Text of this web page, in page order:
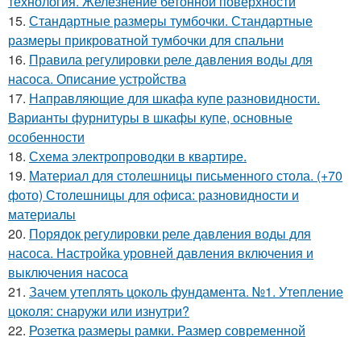
15. Стандартные размеры тумбочки. Стандартные
размеры прикроватной тумбочки для спальни
16. Правила регулировки реле давления воды для
насоса. Описание устройства
17. Направляющие для шкафа купе разновидности.
Варианты фурнитуры в шкафы купе, основные
особенности
18. Схема электропроводки в квартире.
19. Материал для столешницы письменного стола. (+70
фото) Столешницы для офиса: разновидности и
материалы
20. Порядок регулировки реле давления воды для
насоса. Настройка уровней давления включения и
выключения насоса
21. Зачем утеплять цоколь фундамента. №1. Утепление
цоколя: снаружи или изнутри?
22. Розетка размеры рамки. Размер современной